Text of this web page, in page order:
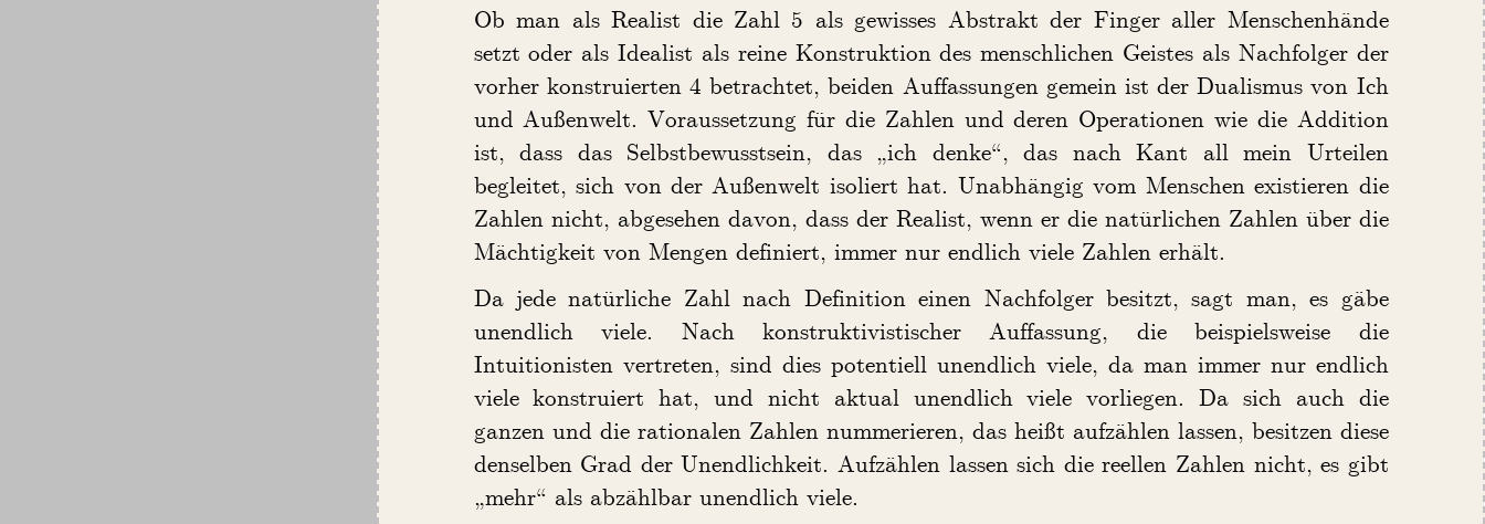
Ob man als Realist die Zahl 5 als gewisses Abstrakt der Finger aller Menschenhände
setzt oder als Idealist als reine Konstruktion des menschlichen Geistes als Nachfolger der
vorher konstruierten 4 betrachtet, beiden Auffassungen gemein ist der Dualismus von Ich
und Außenwelt. Voraussetzung für die Zahlen und deren Operationen wie die Addition
ist, dass das Selbstbewusstsein, das „ich denke“, das nach Kant all mein Urteilen
begleitet, sich von der Außenwelt isoliert hat. Unabhängig vom Menschen existieren die
Zahlen nicht, abgesehen davon, dass der Realist, wenn er die natürlichen Zahlen über die
Mächtigkeit von Mengen definiert, immer nur endlich viele Zahlen erhält.
Da jede natürliche Zahl nach Definition einen Nachfolger besitzt, sagt man, es gäbe
unendlich viele. Nach konstruktivistischer Auffassung, die beispielsweise die
Intuitionisten vertreten, sind dies potentiell unendlich viele, da man immer nur endlich
viele konstruiert hat, und nicht aktual unendlich viele vorliegen. Da sich auch die
ganzen und die rationalen Zahlen nummerieren, das heißt aufzählen lassen, besitzen diese
denselben Grad der Unendlichkeit. Aufzählen lassen sich die reellen Zahlen nicht, es gibt
„mehr“ als abzählbar unendlich viele.